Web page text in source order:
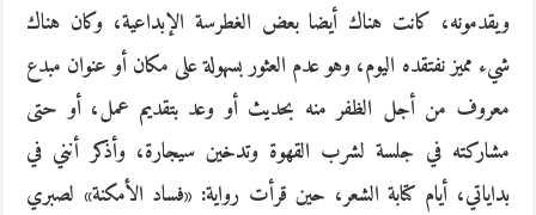
ويقدمونه، كانت هناك أيضا بعض الغطرسة الإبداعية، وكان هناك
شيء مميز نفتقده اليوم، وهو عدم العثور بسهولة على مكان أو عنوان مبدع
معروف من أجل الظفر منه بحديث أو وعد بتقديم عمل، أو حتى
مشاركته في جلسة لشرب القهوة وتدخين سيجارة، وأذكر أنني في
بداياتي، أيام كتابة الشعر، حين قرأت رواية: «فساد الأمكنة» لصبري